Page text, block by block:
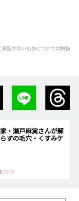
記がないものについては税抜
家・瀬戸麻実さんが解
ずの毛穴・くすみケ
＞＞